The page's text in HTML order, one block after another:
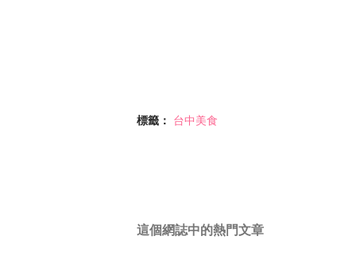
標籤： 台中美食
這個網誌中的熱門文章